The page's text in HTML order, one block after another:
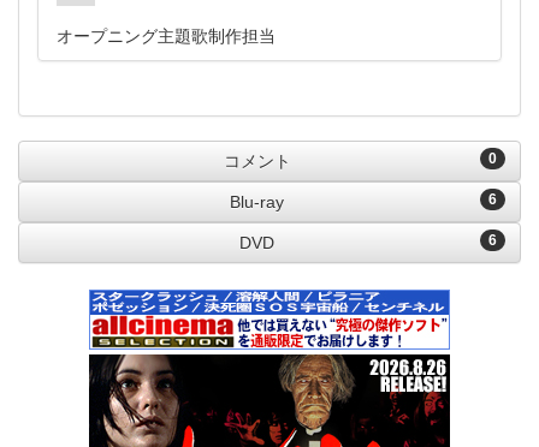
オープニング主題歌制作担当
0
コメント
6
Blu-ray
6
DVD